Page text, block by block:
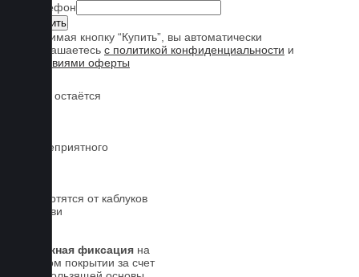
Телефон
Нажимая кнопку “Купить”, вы автоматически
соглашаетесь с политикой конфиденциальности и
условиями оферты
Обувь остаётся
Нет неприятного
Не портятся от каблуков
на обуви
Надежная фиксация на
штатном покрытии за счет